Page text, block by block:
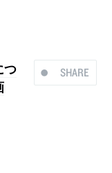
SHARE
つ